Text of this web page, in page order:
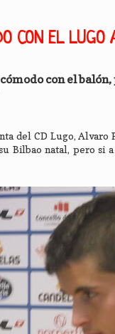
CON EL
con el
del CD Lugo, Alvaro
Bilbao natal, pero si